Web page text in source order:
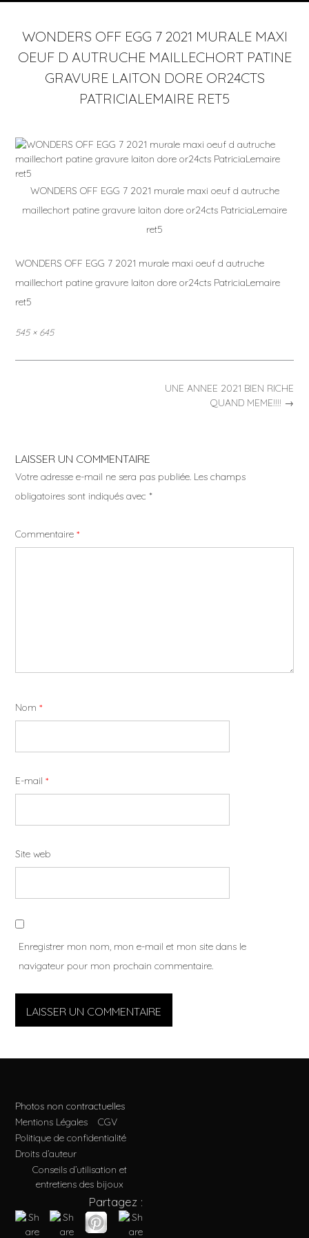
WONDERS OFF EGG 7 2021 MURALE MAXI
OEUF D AUTRUCHE MAILLECHORT PATINE
GRAVURE LAITON DORE OR24CTS
PATRICIALEMAIRE RET5
WONDERS OFF EGG 7 2021 murale maxi oeuf d autruche
maillechort patine gravure laiton dore or24cts PatriciaLemaire
ret5
WONDERS OFF EGG 7 2021 murale maxi oeuf d autruche
maillechort patine gravure laiton dore or24cts PatriciaLemaire
ret5
Full
545 × 645
UNE ANNEE 2021 BIEN RICHE
QUAND MEME!!!! →
LAISSER UN COMMENTAIRE
Votre adresse e-mail ne sera pas publiée. Les champs
obligatoires sont indiqués avec *
Commentaire *
Nom *
E-mail *
Site web
Enregistrer mon nom, mon e-mail et mon site dans le
navigateur pour mon prochain commentaire.
Photos non contractuelles
Mentions Légales
CGV
Politique de confidentialité
Droits d’auteur
Conseils d’utilisation et
entretiens des bijoux
Partagez :